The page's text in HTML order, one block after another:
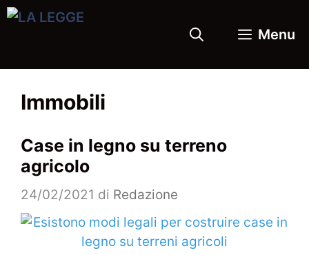
Vai
Menu
Immobili
Case in legno su terreno
agricolo
24/02/2021 di Redazione